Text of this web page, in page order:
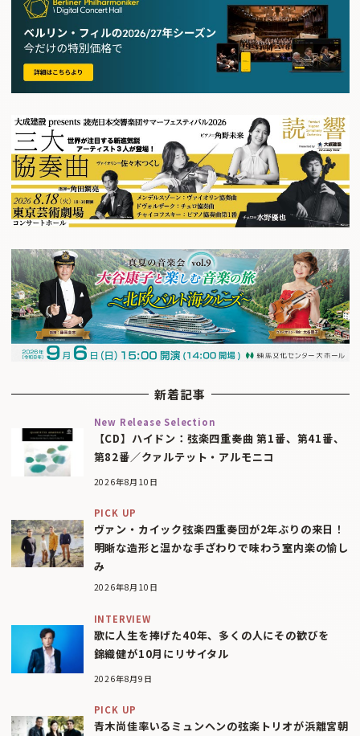
新着記事
New Release Selection
【CD】ハイドン：弦楽四重奏曲 第1番、第41番、
第82番／クァルテット・アルモニコ
2026年8月10日
PICK UP
ヴァン・カイック弦楽四重奏団が2年ぶりの来日！
明晰な造形と温かな手ざわりで味わう室内楽の愉し
み
2026年8月10日
INTERVIEW
歌に人生を捧げた40年、多くの人にその歓びを
錦織健が10月にリサイタル
2026年8月9日
PICK UP
青木尚佳率いるミュンヘンの弦楽トリオが浜離宮朝